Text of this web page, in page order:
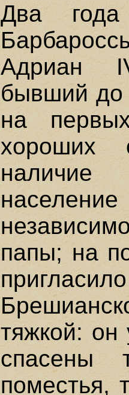
Два года
Адриан
бывший до
на
хороших
наличие
папы; на
тяжкой: он
спасены
поместья,